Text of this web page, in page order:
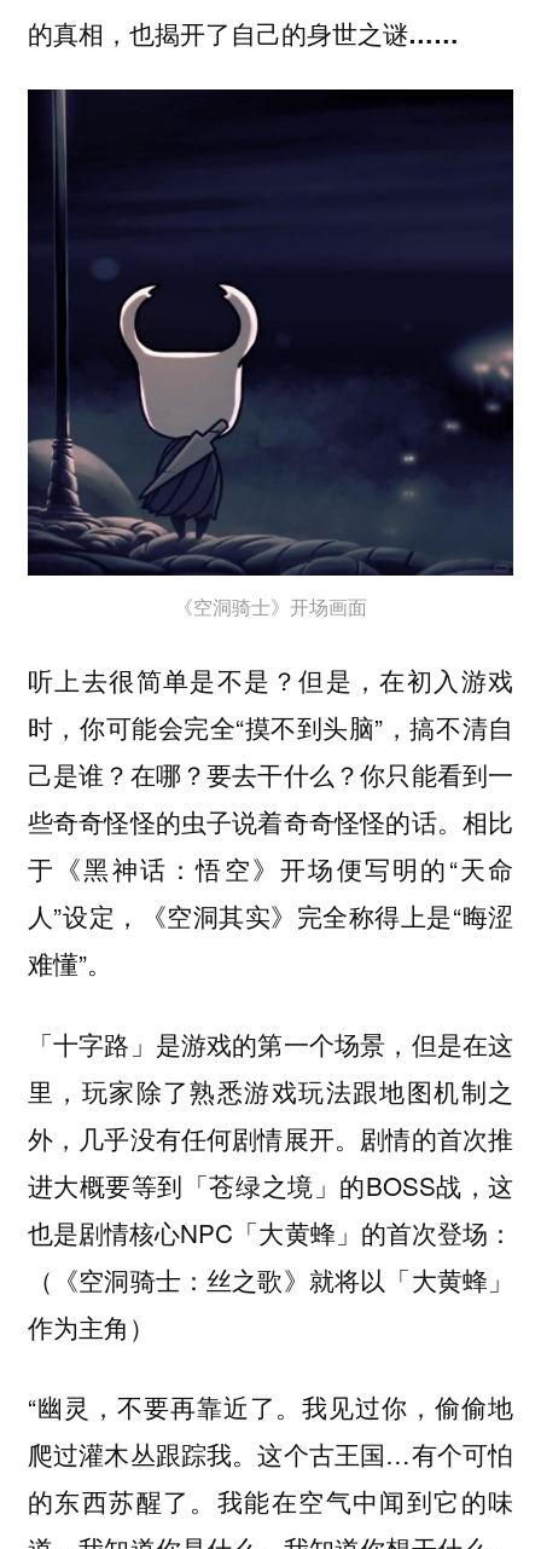
的真相，也揭开了自己的身世之谜……
《空洞骑士》开场画面
听上去很简单是不是？但是，在初入游戏
时，你可能会完全“摸不到头脑”，搞不清自
己是谁？在哪？要去干什么？你只能看到一
些奇奇怪怪的虫子说着奇奇怪怪的话。相比
于《黑神话：悟空》开场便写明的“天命
人”设定，《空洞其实》完全称得上是“晦涩
难懂”。
「十字路」是游戏的第一个场景，但是在这
里，玩家除了熟悉游戏玩法跟地图机制之
外，几乎没有任何剧情展开。剧情的首次推
进大概要等到「苍绿之境」的BOSS战，这
也是剧情核心NPC「大黄蜂」的首次登场：
（《空洞骑士：丝之歌》就将以「大黄蜂」
作为主角）
“幽灵，不要再靠近了。我见过你，偷偷地
爬过灌木丛跟踪我。这个古王国…有个可怕
的东西苏醒了。我能在空气中闻到它的味